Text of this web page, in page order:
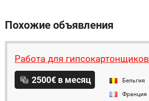
Похожие объявления
Работа для гипсокартонщиков
2500€ в месяц Бельгия
Франция